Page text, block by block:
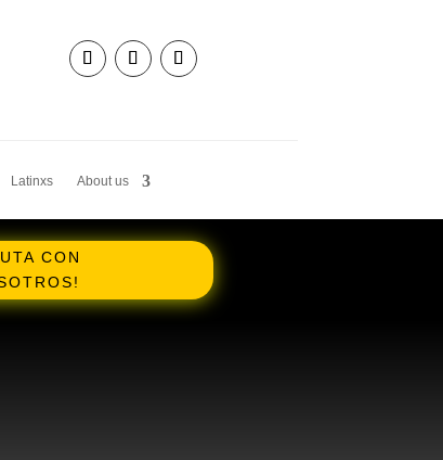
Latinxs About us
CON